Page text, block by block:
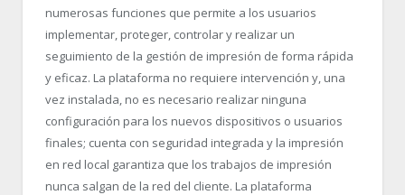
numerosas funciones que permite a los usuarios
implementar, proteger, controlar y realizar un
seguimiento de la gestión de impresión de forma rápida
y eficaz. La plataforma no requiere intervención y, una
vez instalada, no es necesario realizar ninguna
configuración para los nuevos dispositivos o usuarios
finales; cuenta con seguridad integrada y la impresión
en red local garantiza que los trabajos de impresión
nunca salgan de la red del cliente. La plataforma